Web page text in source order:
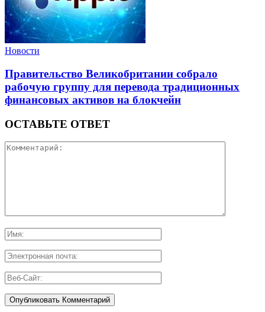
Новости
Правительство Великобритании собрало
рабочую группу для перевода традиционных
финансовых активов на блокчейн
ОСТАВЬТЕ ОТВЕТ